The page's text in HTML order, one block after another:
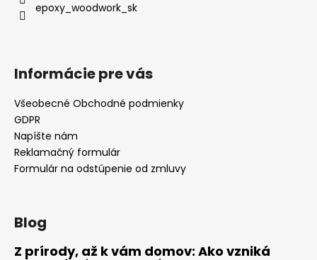
epoxy_woodwork_sk
Informácie pre vás
Všeobecné Obchodné podmienky
GDPR
Napíšte nám
Reklamačný formulár
Formulár na odstúpenie od zmluvy
Blog
Z prírody, až k vám domov: Ako vzniká